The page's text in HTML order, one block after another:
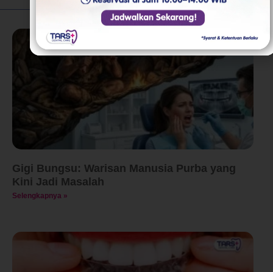
Artikel Lainnya
Gigi Bungsu: Warisan Manusia Purba yang
Kini Jadi Masalah
Selengkapnya »